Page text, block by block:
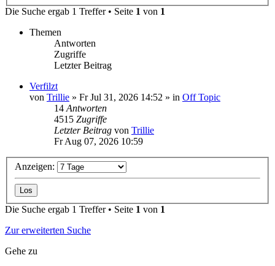
Die Suche ergab 1 Treffer • Seite 1 von 1
Themen
Antworten
Zugriffe
Letzter Beitrag
Verfilzt
von Trillie » Fr Jul 31, 2026 14:52 » in Off Topic
14 Antworten
4515 Zugriffe
Letzter Beitrag von Trillie
Fr Aug 07, 2026 10:59
Anzeigen:
Die Suche ergab 1 Treffer • Seite 1 von 1
Zur erweiterten Suche
Gehe zu